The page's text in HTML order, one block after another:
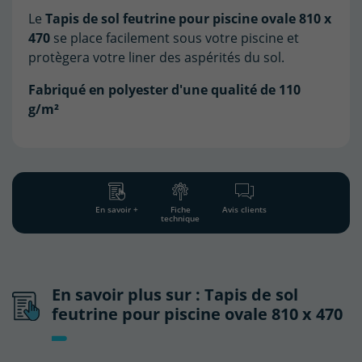
Le Tapis de sol feutrine pour piscine ovale 810 x
470 se place facilement sous votre piscine et
protègera votre liner des aspérités du sol.
Fabriqué en polyester d'une qualité de 110
g/m²
En savoir + Fiche
technique
Avis clients
En savoir plus sur : Tapis de sol
feutrine pour piscine ovale 810 x 470